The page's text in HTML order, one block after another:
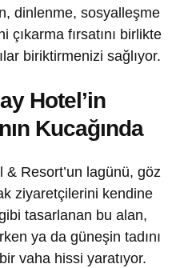
dinlenme, sosyalleşme
çıkarma fırsatını birlikte
biriktirmenizi sağlıyor.
Hotel’in
Kucağında
Resort’un lagünü, göz
ziyaretçilerini kendine
tasarlanan bu alan,
ya da güneşin tadını
vaha hissi yaratıyor.